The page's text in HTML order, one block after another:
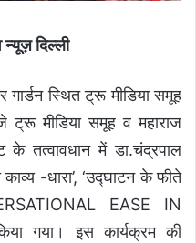
न्यूज़ दिल्ली
गार्डन स्थित ट्रू मीडिया समूह
मीडिया समूह व महाराज
के तत्वावधान में डा.चंद्रपाल
काव्य -धारा’, ‘उद्घाटन के फीते
EASE IN
गया। इस कार्यक्रम की